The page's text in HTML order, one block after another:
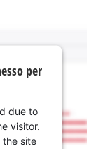
per
due to
visitor.
the site